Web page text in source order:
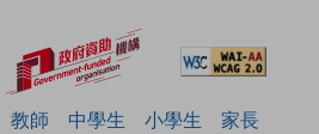
教師 中學生 小學生
家長